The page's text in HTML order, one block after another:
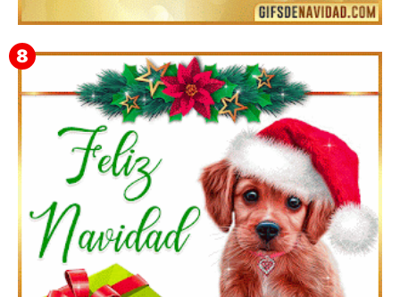
Te deseo una Feliz Navidad Bartolomea